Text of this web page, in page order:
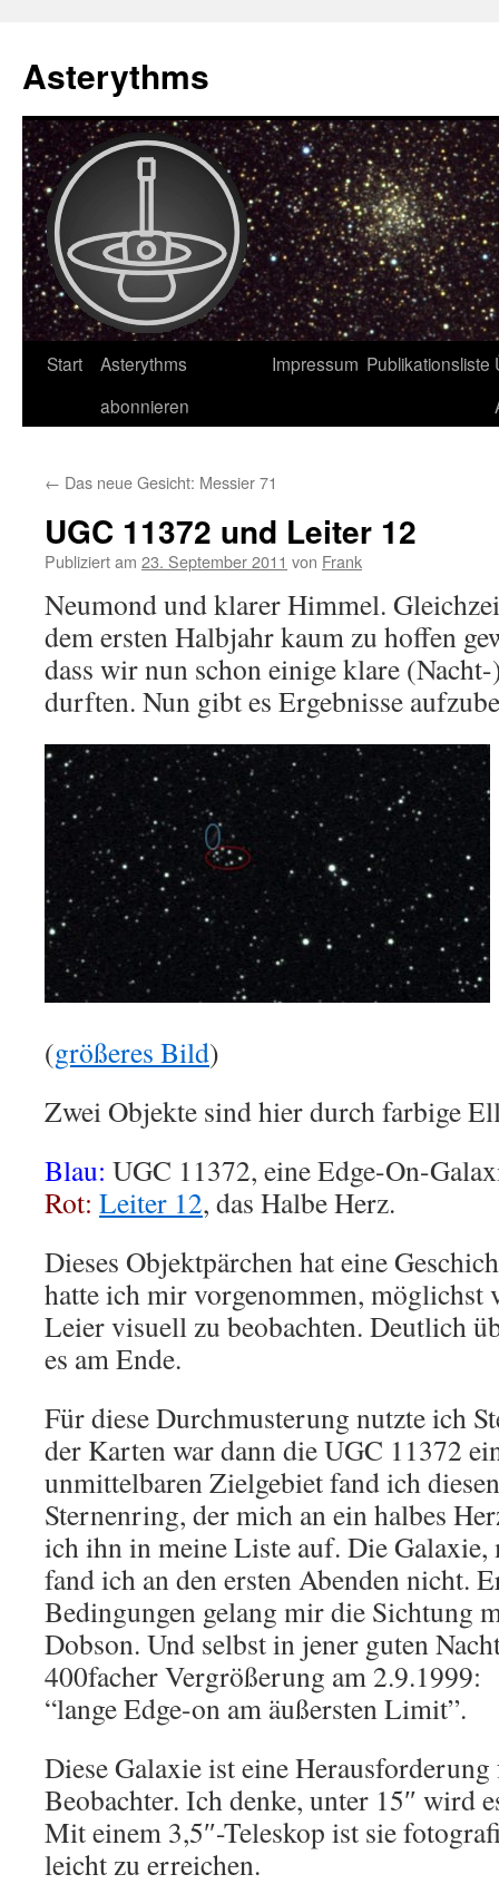
Asterythms
Zum
Start
Asterythms
abonnieren
Impressum Publikationsliste
← Das neue Gesicht: Messier 71
UGC 11372 und Leiter 12
Publiziert am 23. September 2011 von Frank
Neumond und klarer Himmel.
dem ersten Halbjahr kaum zu hoffen
dass wir nun schon einige klare
durften. Nun gibt es Ergebnisse
(größeres Bild)
Zwei Objekte sind hier durch farbige
Blau: UGC 11372, eine Edge-On-
Rot: Leiter 12, das Halbe Herz.
Dieses Objektpärchen hat eine
hatte ich mir vorgenommen, möglichst
Leier visuell zu beobachten. Deutlich
es am Ende.
Für diese Durchmusterung nutzte ich
der Karten war dann die UGC 11372
unmittelbaren Zielgebiet fand ich
Sternenring, der mich an ein halbes
ich ihn in meine Liste auf. Die
fand ich an den ersten Abenden nicht.
Bedingungen gelang mir die Sichtung
Dobson. Und selbst in jener guten
400facher Vergrößerung am 2.9.1999:
“lange Edge-on am äußersten Limit”.
Diese Galaxie ist eine
Beobachter. Ich denke, unter 15″ wird
Mit einem 3,5″-Teleskop ist sie
leicht zu erreichen.